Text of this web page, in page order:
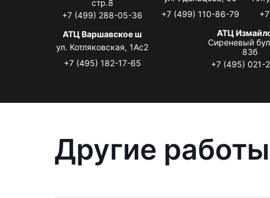
стр.8
+7 (499) 288-05-36
+7 (499) 110-86-79
АТЦ Варшавское ш
ул. Котляковская, 1Ас2
+7 (495) 182-17-65
АТЦ
Сиреневый
83б
+7 (495) 021-
Другие